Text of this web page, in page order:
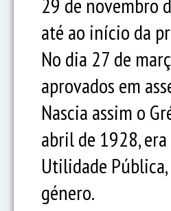
até ao início da
No dia 27 de
aprovados em
Nascia assim o
abril de 1928,
Utilidade
género.